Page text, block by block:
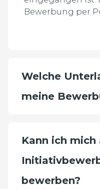
Bewerbung per
Welche
meine
Kann ich
bewerben?